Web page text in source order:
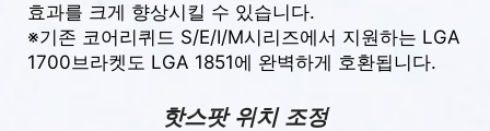
효과를 크게 향상시킬 수 있습니다.
※기존 코어리퀴드 S/E/I/M시리즈에서 지원하는 LGA
1700브라켓도 LGA 1851에 완벽하게 호환됩니다.
핫스팟 위치 조정